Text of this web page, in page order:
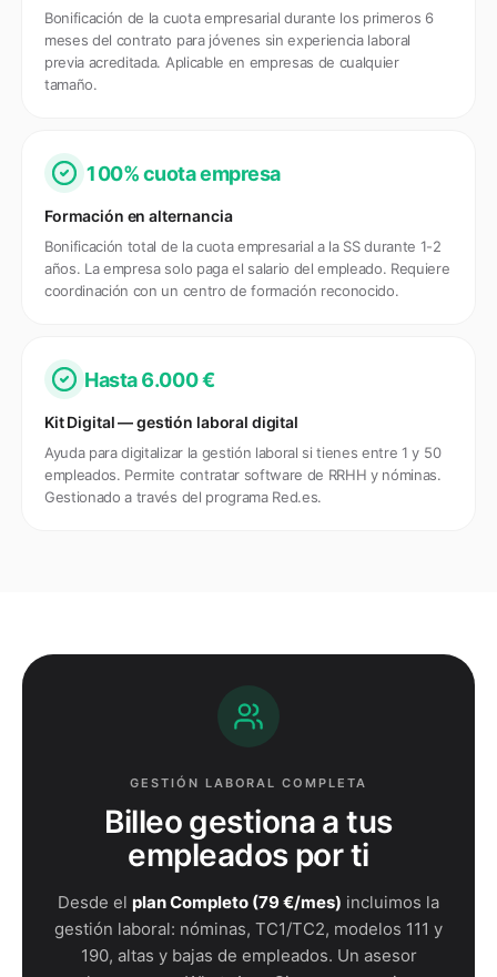
Bonificación de la cuota empresarial durante los primeros 6
meses del contrato para jóvenes sin experiencia laboral
previa acreditada. Aplicable en empresas de cualquier
tamaño.
100% cuota empresa
Formación en alternancia
Bonificación total de la cuota empresarial a la SS durante 1-2
años. La empresa solo paga el salario del empleado. Requiere
coordinación con un centro de formación reconocido.
Hasta 6.000 €
Kit Digital — gestión laboral digital
Ayuda para digitalizar la gestión laboral si tienes entre 1 y 50
empleados. Permite contratar software de RRHH y nóminas.
Gestionado a través del programa Red.es.
GESTIÓN LABORAL COMPLETA
Billeo gestiona a tus
empleados por ti
Desde el plan Completo (79 €/mes) incluimos la
gestión laboral: nóminas, TC1/TC2, modelos 111 y
190, altas y bajas de empleados. Un asesor